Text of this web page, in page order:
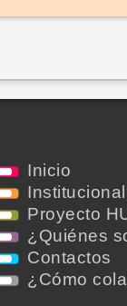
Inicio
Institucional
Proyecto
¿Quiénes
Contactos
¿Cómo